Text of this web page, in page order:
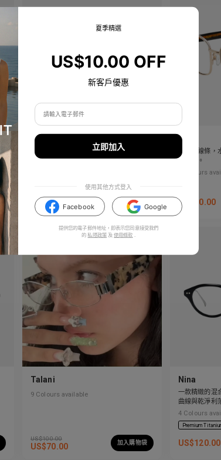
Olisa Air
微妙提升，更佳貼合 — 適合每種臉型的多
功能性。
US$120.00 加入購物袋
Rin
乾淨的線條
宙光輝。
Colours
US$ 80.00
Talani
9 Colours available
US$100.00
US$70.00 加入購物袋
Nina
一款精緻的混
曲線與乾淨利
4 Colours
Premium
US$120.00
夏季精選
US$10.00 OFF
新客戶優惠
立即加入
使用其他方式登入
Facebook Google
提供您的電子郵件地址，即表示您同意接受我們
的 私隱政策 及 使用條款 .